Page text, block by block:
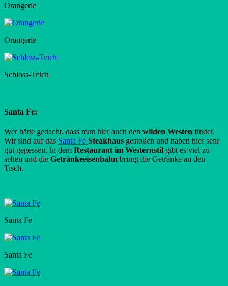
Orangerie
Orangerie
Schloss-Teich
Santa Fe:
Wer hätte gedacht, dass man hier auch den wilden Westen findet.
Wir sind auf das Santa Fe Steakhaus gestoßen und haben hier sehr
gut gegessen. In dem Restaurant im Westernstil gibt es viel zu
sehen und die Getränkeeisenbahn bringt die Getränke an den
Tisch.
Santa Fe
Santa Fe